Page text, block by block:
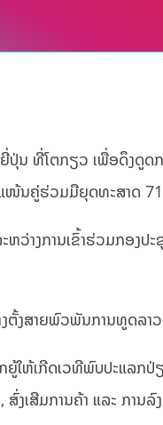
ທີ່ໂຕກຽວ ເພື່ອດຶງດູດ
ໜ້ນຄູ່ຮ່ວມມືຍຸດທະສາດ 71
ວ່າງການເຂົ້າຮ່ວມກອງ
ຕັ້ງສາຍພົວພັນການທູດ
ຫ້ເກີດເວທີພົບປະແລກປ່
ສົ່ງເສີມການຄ້າ ແລະ ກາ